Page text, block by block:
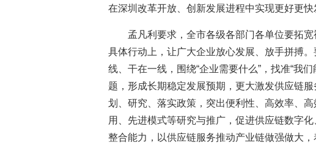
在深圳改革开放、创新发展进程中实现更好更快
孟凡利要求，全市各级各部门各单位要拓
具体行动上，让广大企业放心发展、放手拼搏
线、干在一线，围绕“企业需要什么”，找准“我
题，形成长期稳定发展预期，更大激发供应链
划、研究、落实政策，突出便利性、高效率、
用、先进模式等研究与推广，促进供应链数字
整合能力，以供应链服务推动产业链做强做大